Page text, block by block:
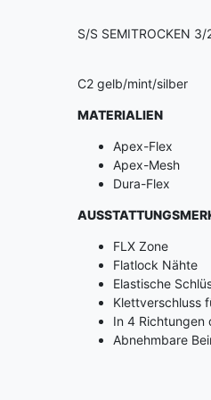
S/S SEMITROCKEN 3/
C2 gelb/mint/silber
MATERIALIEN
Apex-Flex
Apex-Mesh
Dura-Flex
FLX Zone
Flatlock Nähte
Elastische
Klettverschluss
In 4 Richtungen
Abnehmbare